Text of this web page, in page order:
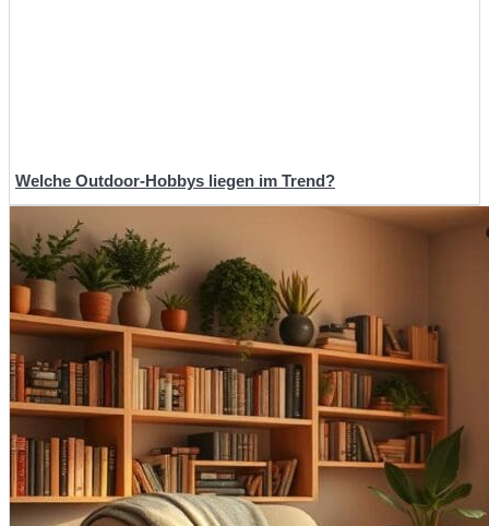
Welche Outdoor-Hobbys liegen im Trend?